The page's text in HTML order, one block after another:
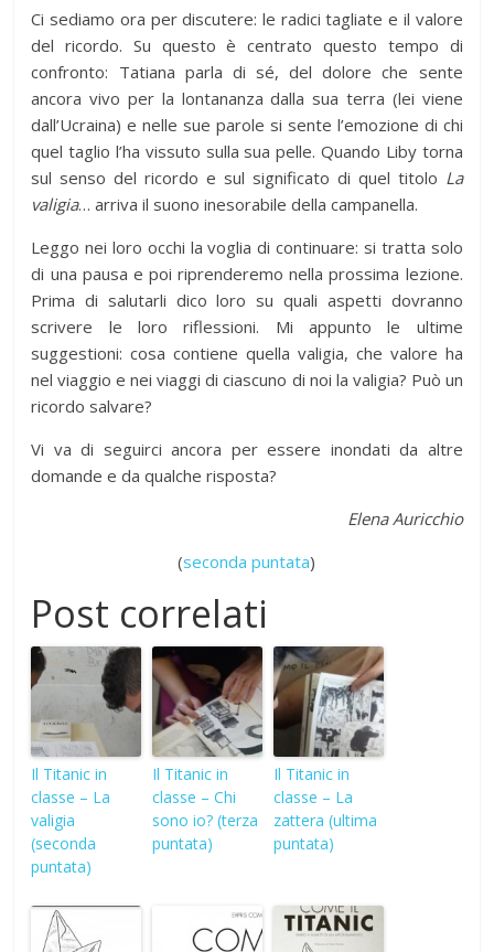
Ci sediamo ora per discutere: le radici tagliate e il valore
del ricordo. Su questo è centrato questo tempo di
confronto: Tatiana parla di sé, del dolore che sente
ancora vivo per la lontananza dalla sua terra (lei viene
dall’Ucraina) e nelle sue parole si sente l’emozione di chi
quel taglio l’ha vissuto sulla sua pelle. Quando Liby torna
sul senso del ricordo e sul significato di quel titolo La
valigia… arriva il suono inesorabile della campanella.
Leggo nei loro occhi la voglia di continuare: si tratta solo
di una pausa e poi riprenderemo nella prossima lezione.
Prima di salutarli dico loro su quali aspetti dovranno
scrivere le loro riflessioni. Mi appunto le ultime
suggestioni: cosa contiene quella valigia, che valore ha
nel viaggio e nei viaggi di ciascuno di noi la valigia? Può un
ricordo salvare?
Vi va di seguirci ancora per essere inondati da altre
domande e da qualche risposta?
Elena Auricchio
(seconda puntata)
Post correlati
Il Titanic in
classe – La
valigia
(seconda
puntata)
Il Titanic in
classe – Chi
sono io? (terza
puntata)
Il Titanic in
classe – La
zattera (ultima
puntata)